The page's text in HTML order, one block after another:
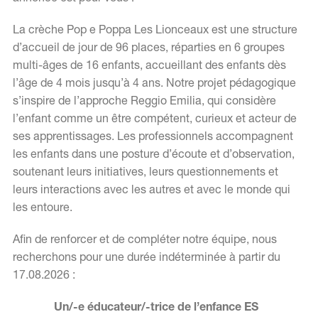
La crèche Pop e Poppa Les Lionceaux est une structure
d’accueil de jour de 96 places, réparties en 6 groupes
multi-âges de 16 enfants, accueillant des enfants dès
l’âge de 4 mois jusqu’à 4 ans. Notre projet pédagogique
s’inspire de l’approche Reggio Emilia, qui considère
l’enfant comme un être compétent, curieux et acteur de
ses apprentissages. Les professionnels accompagnent
les enfants dans une posture d’écoute et d’observation,
soutenant leurs initiatives, leurs questionnements et
leurs interactions avec les autres et avec le monde qui
les entoure.
Afin de renforcer et de compléter notre équipe, nous
recherchons pour une durée indéterminée à partir du
17.08.2026 :
Un/-e éducateur/-trice de l’enfance ES